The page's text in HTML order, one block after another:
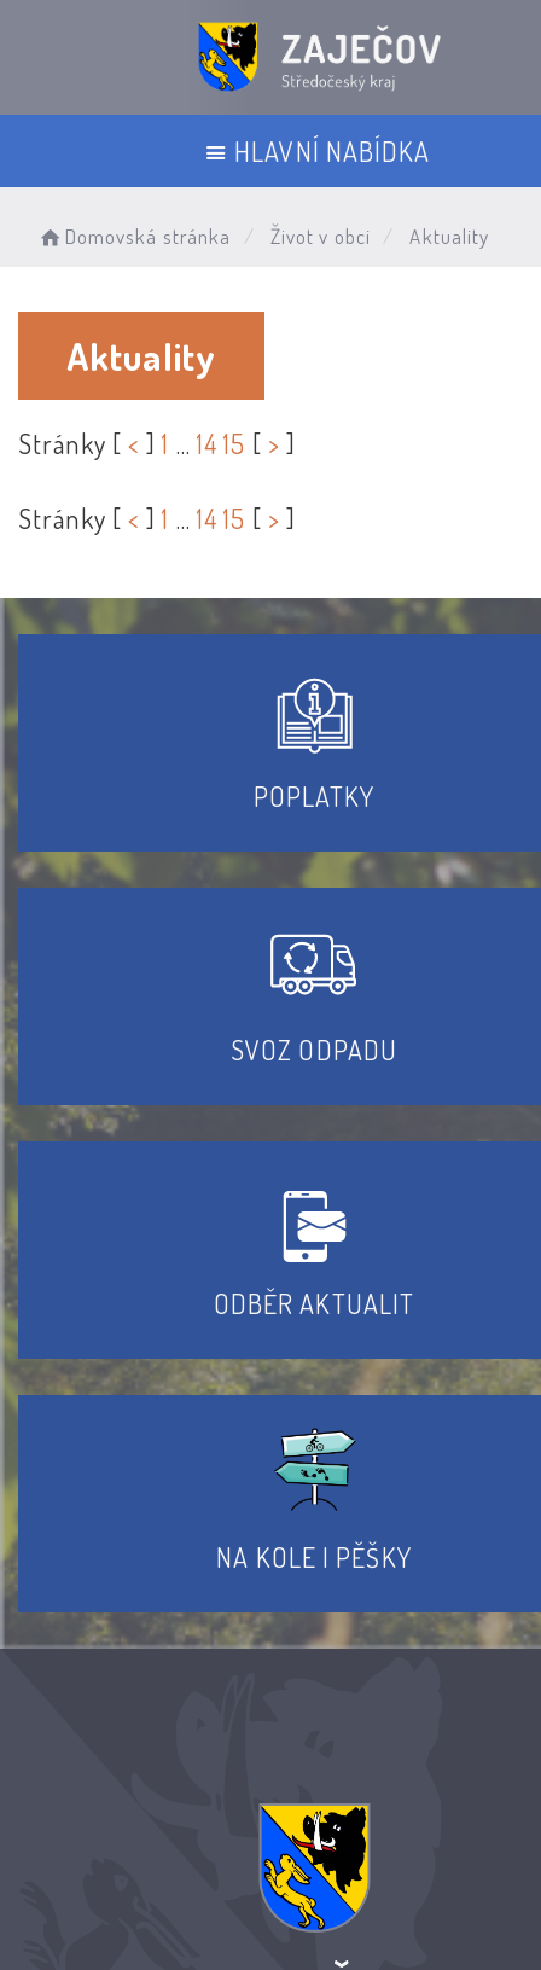
HLAVNÍ NABÍDKA
Domovská stránka Život v obci Aktuality
Aktuality
Stránky [ < ]1 ... 1415 [ > ]
Stránky [ < ]1 ... 1415 [ > ]
POPLATKY
SVOZ ODPADU
ODBĚR AKTUALIT
NA KOLE I PĚŠKY